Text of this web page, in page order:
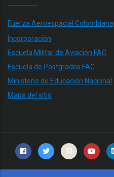
Fuerza Aeroespacial Colombiana
Incorporación
Escuela Militar de Aviación FAC
Escuela de Postgrados FAC
Ministerio de Educación Nacional
Mapa del sitio